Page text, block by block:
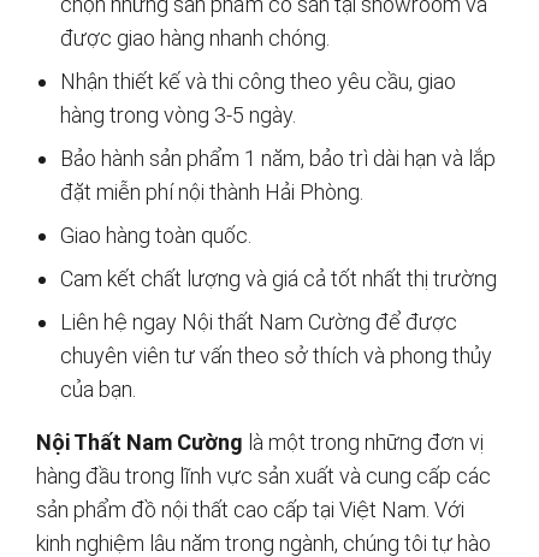
được giao hàng nhanh chóng.
Nhận thiết kế và thi công theo yêu cầu, giao
hàng trong vòng 3-5 ngày.
Bảo hành sản phẩm 1 năm, bảo trì dài hạn và lắp
đặt miễn phí nội thành Hải Phòng.
Giao hàng toàn quốc.
Cam kết chất lượng và giá cả tốt nhất thị trường
Liên hệ ngay Nội thất Nam Cường để được
chuyên viên tư vấn theo sở thích và phong thủy
của bạn.
Nội Thất Nam Cường là một trong những đơn vị
hàng đầu trong lĩnh vực sản xuất và cung cấp các
sản phẩm đồ nội thất cao cấp tại Việt Nam. Với
kinh nghiệm lâu năm trong ngành, chúng tôi tự hào